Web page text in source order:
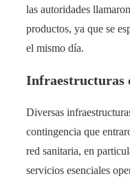
las autoridades
productos, ya que se
el mismo día.
Infraestructuras
Diversas
contingencia que
red sanitaria, en
servicios esenciales